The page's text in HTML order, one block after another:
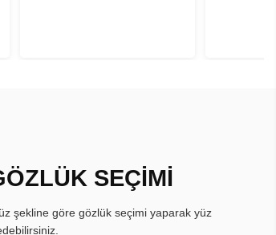
SEÇİMİ
şekline göre gözlük seçimi yaparak yüz